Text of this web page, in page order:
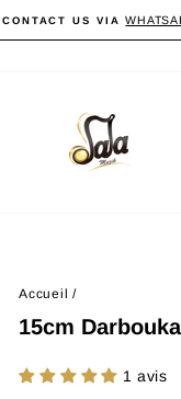
Diaporama
CONTACT US VIA
Accueil /
15cm
1 avis